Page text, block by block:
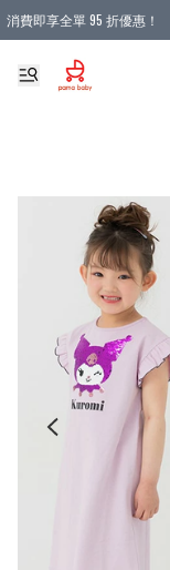
消費即享全單 95 折優惠！
購物滿 HKD 900.00即享免